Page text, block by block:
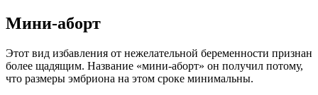
Мини-аборт
Этот вид избавления от нежелательной беременности признан
более щадящим. Название «мини-аборт» он получил потому,
что размеры эмбриона на этом сроке минимальны.